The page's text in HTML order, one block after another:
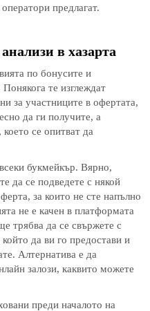
предлагат.
в хазарта
по бонусите и
те изглеждат
за участниците в офертата,
да ги получите, а
се опитват да
букмейкър. Вярно,
да се подведете с някой
за които не сте напълно
не е качен в платформата
трябва да се свържете с
да ви го предостави и
Алтернатива е да
залози, каквито можете
преди началото на